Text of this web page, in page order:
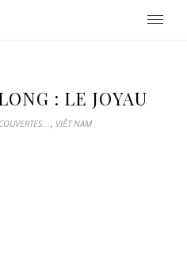
: LE JOYAU
, VIÊT NAM